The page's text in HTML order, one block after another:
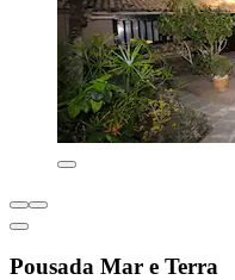
Pousada Mar e Terra